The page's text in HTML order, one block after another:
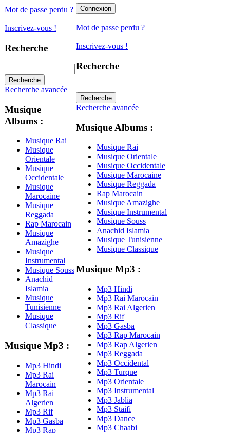
Mot de passe perdu ?
Inscrivez-vous !
Recherche
Recherche avancée
Musique
Albums :
Musique Rai
Musique
Orientale
Musique
Occidentale
Musique
Marocaine
Musique
Reggada
Rap Marocain
Musique
Amazighe
Musique
Instrumental
Musique Souss
Anachid
Islamia
Musique
Tunisienne
Musique
Classique
Musique Mp3 :
Mp3 Hindi
Mp3 Rai
Marocain
Mp3 Rai
Algerien
Mp3 Rif
Mp3 Gasba
Mp3 Rap
Mot de passe perdu ?
Inscrivez-vous !
Recherche
Recherche avancée
Musique Albums :
Musique Rai
Musique Orientale
Musique Occidentale
Musique Marocaine
Musique Reggada
Rap Marocain
Musique Amazighe
Musique Instrumental
Musique Souss
Anachid Islamia
Musique Tunisienne
Musique Classique
Musique Mp3 :
Mp3 Hindi
Mp3 Rai Marocain
Mp3 Rai Algerien
Mp3 Rif
Mp3 Gasba
Mp3 Rap Marocain
Mp3 Rap Algerien
Mp3 Reggada
Mp3 Occidental
Mp3 Turque
Mp3 Orientale
Mp3 Instrumental
Mp3 Jablia
Mp3 Staifi
Mp3 Dance
Mp3 Chaabi